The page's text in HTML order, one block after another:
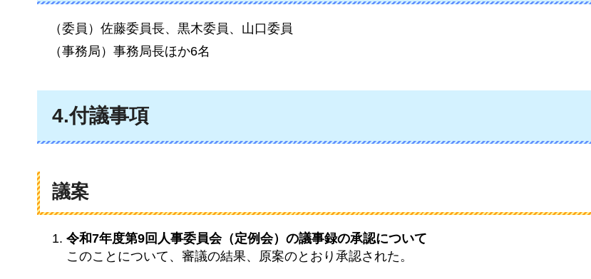
（委員）佐藤委員長、黒木委員、山口委員
（事務局）事務局長ほか6名
4.付議事項
議案
令和7年度第9回人事委員会（定例会）の議事録の承認について
このことについて、審議の結果、原案のとおり承認された。